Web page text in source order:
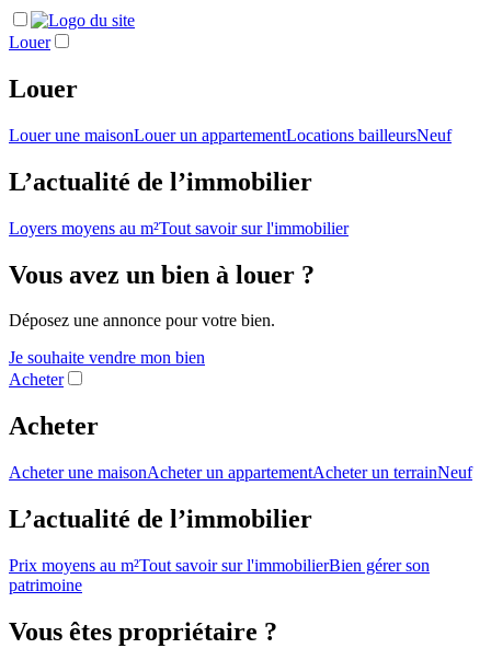
Louer
Louer
Louer une maisonLouer un appartementLocations bailleursNeuf
L’actualité de l’immobilier
Loyers moyens au m²Tout savoir sur l'immobilier
Vous avez un bien à louer ?
Déposez une annonce pour votre bien.
Je souhaite vendre mon bien
Acheter
Acheter
Acheter une maisonAcheter un appartementAcheter un terrainNeuf
L’actualité de l’immobilier
Prix moyens au m²Tout savoir sur l'immobilierBien gérer son
patrimoine
Vous êtes propriétaire ?